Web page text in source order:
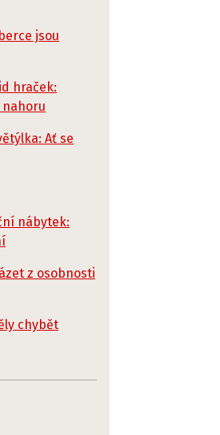
jsou
hraček:
Ať se
nábytek:
z osobnosti
chybět